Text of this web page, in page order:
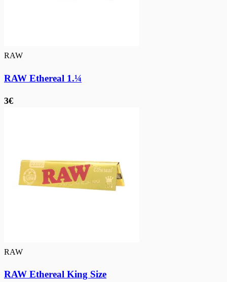
RAW
RAW Ethereal 1.¼
3€
RAW
RAW Ethereal King Size